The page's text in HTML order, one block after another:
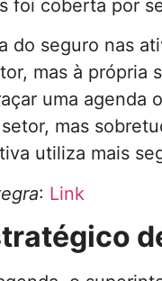
foi coberta por
do seguro nas
mas à própria
uma agenda
mas
utiliza mais
: Link